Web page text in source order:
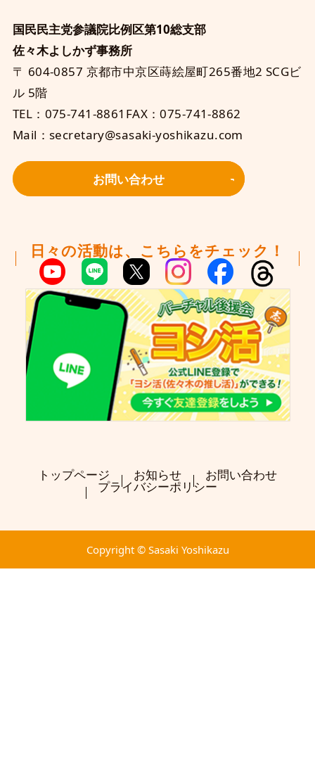
国民民主党参議院比例区第10総支部
佐々木よしかず事務所
〒 604-0857 京都市中京区蒔絵屋町265番地2 SCGビ
ル 5階
TEL：075-741-8861 FAX：075-741-8862
Mail：secretary@sasaki-yoshikazu.com
お問い合わせ
日々の活動は、こちらをチェック！
トップページ お知らせ お問い合わせ
プライバシーポリシー
Copyright © Sasaki Yoshikazu